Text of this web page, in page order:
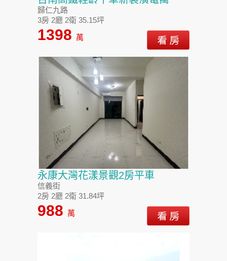
歸仁九路
3房 2廳 2衛 35.15坪
1398 萬
永康大灣花漾景觀2房平車
信義街
2房 2廳 2衛 31.84坪
988 萬